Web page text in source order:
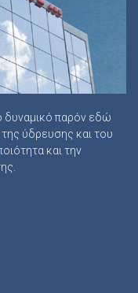
δυναμικό παρόν εδώ
ύδρευσης και του
και την